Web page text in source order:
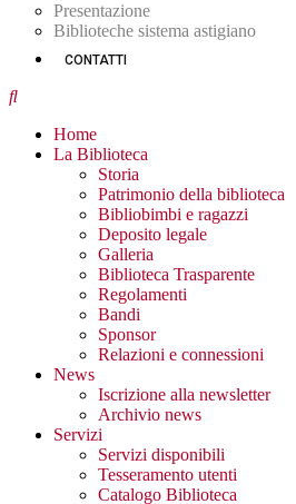
Presentazione
Biblioteche sistema astigiano
CONTATTI
Home
La Biblioteca
Storia
Patrimonio della biblioteca
Bibliobimbi e ragazzi
Deposito legale
Galleria
Biblioteca Trasparente
Regolamenti
Bandi
Sponsor
Relazioni e connessioni
News
Iscrizione alla newsletter
Archivio news
Servizi
Servizi disponibili
Tesseramento utenti
Catalogo Biblioteca